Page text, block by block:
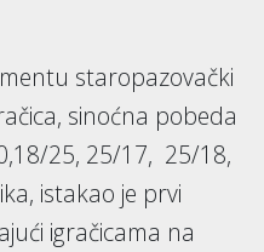
staropazovački
sinoćna pobeda
25, 25/17, 25/18,
istakao je prvi
igračicama na